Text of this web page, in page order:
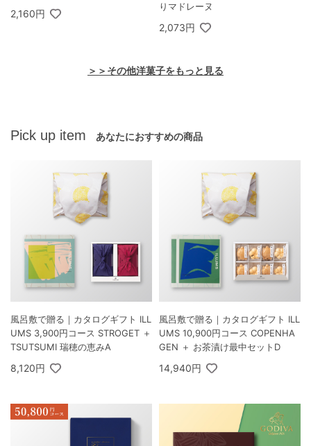
2,160円
りマドレーヌ
2,073円
＞＞その他洋菓子をもっと見る
Pick up item あなたにおすすめの商品
風呂敷で贈る｜カタログギフト ILL
UMS 3,900円コース STROGET ＋
TSUTSUMI 瑞穂の恵みA
8,120円
風呂敷で贈る｜カタログギフト ILL
UMS 10,900円コース COPENHA
GEN ＋ お茶漬け最中セットD
14,940円